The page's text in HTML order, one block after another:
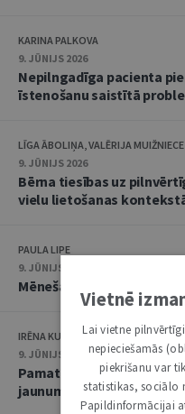
KARINA PALKOVA
9. JŪNIJS 2026
Nepilngadīga pacienta
īstenošanu saistītā
LĪGA ĀBOLIŅA, VALĒRIJA
9. JŪNIJS 2026
Bērna tiesības uz
vielu lietošanas
PAULA LIPE
9. JŪNIJS 2026
Mēneša hronika: maijs
IRĒNA KUCINA
9. JŪNIJS 2026
Pamattiesību
jaunumi Satversmes tiesā
Vietnē
Lai vietne
nepieciešamās
piekrišanu var
statistikas, sociālo
Papildinformācijai